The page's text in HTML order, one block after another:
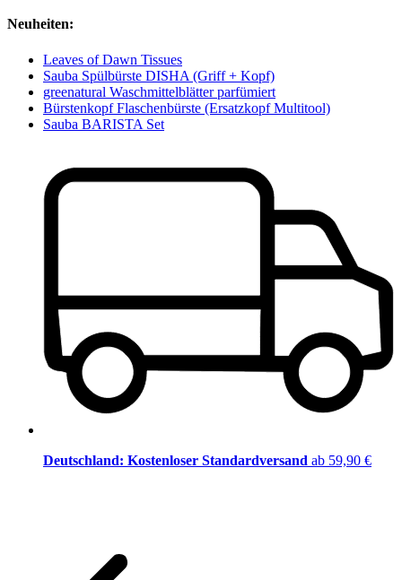
Neuheiten:
Leaves of Dawn Tissues
Sauba Spülbürste DISHA (Griff + Kopf)
greenatural Waschmittelblätter parfümiert
Bürstenkopf Flaschenbürste (Ersatzkopf Multitool)
Sauba BARISTA Set
Deutschland: Kostenloser Standardversand ab 59,90 €